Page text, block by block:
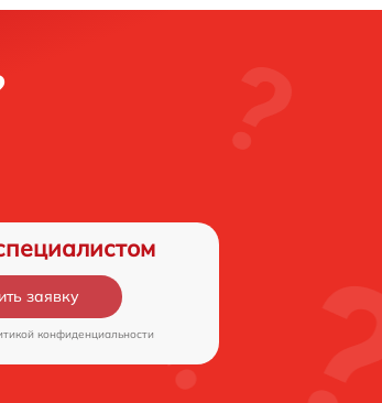
заявку
конфиденциальности